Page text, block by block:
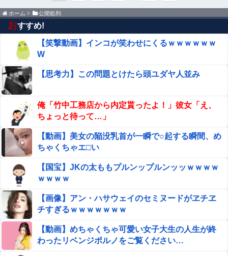
ホーム 公開処刑
おすすめ!
【笑撃動画】インコが笑わせにくるｗｗｗｗｗｗ
W
【思考力】この問題とけたら頭ユダヤ人並み
俺「竹中工務店から内定貰ったよ！」彼女「え、
ちょっと待って…」
【動画】美女の陥没乳首が一瞬で○起する瞬間、め
ちゃくちゃエ□い
【国宝】JKの太ももプルンップルンッッｗｗｗｗ
ｗｗｗｗ
【画像】アン・ハサウェイのセミヌードがヱチヱ
チすぎるｗｗｗｗｗｗｗ
【動画】めちゃくちゃ可愛い女子大生の人生が終
わったリベンジポルノをご覧ください…